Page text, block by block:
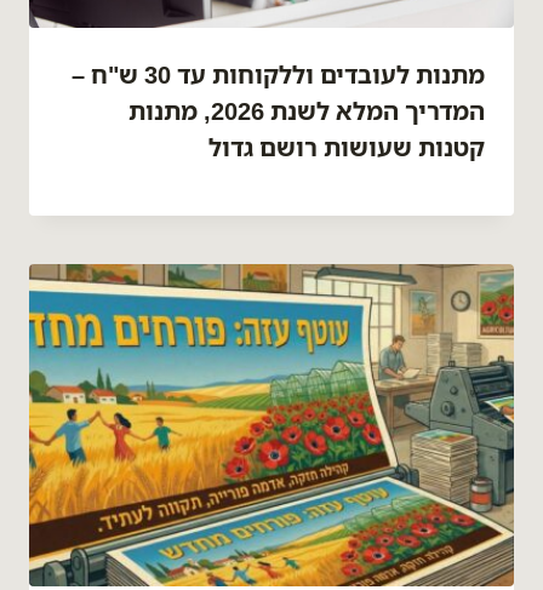
מתנות לעובדים וללקוחות עד 30 ש"ח –
המדריך המלא לשנת 2026, מתנות
קטנות שעושות רושם גדול